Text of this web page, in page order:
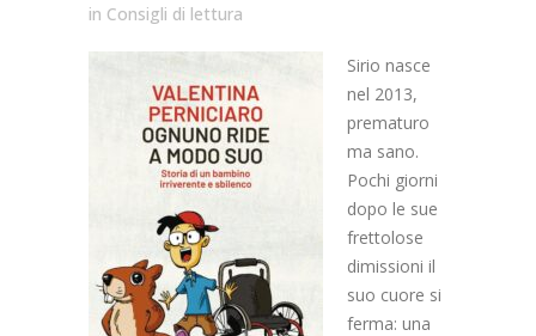
in Consigli di lettura
Sirio nasce
nel 2013,
prematuro
ma sano.
Pochi giorni
dopo le sue
frettolose
dimissioni il
suo cuore si
ferma: una